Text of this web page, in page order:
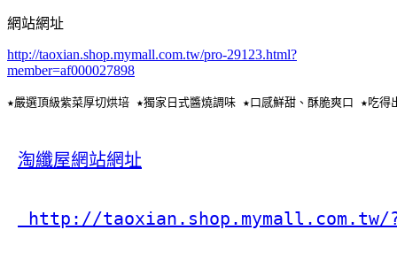
網站網址
http://taoxian.shop.mymall.com.tw/pro-29123.html?
member=af000027898
★嚴選頂級紫菜厚切烘培 ★獨家日式醬燒調味 ★口感鮮甜、酥脆爽口 ★吃
淘纖屋網站網址
http://taoxian.shop.mymall.com.tw/